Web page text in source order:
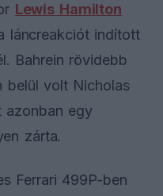
Lewis Hamilton
láncreakciót indított
Bahrein rövidebb
belül volt Nicholas
azonban egy
zárta.
Ferrari 499P-ben